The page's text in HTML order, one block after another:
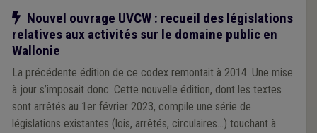
Notre action
Nouvel ouvrage UVCW : recueil des législations
relatives aux activités sur le domaine public en
Wallonie
La précédente édition de ce codex remontait à 2014. Une mise
à jour s’imposait donc. Cette nouvelle édition, dont les textes
sont arrêtés au 1er février 2023, compile une série de
législations existantes (lois, arrêtés, circulaires…) touchant à